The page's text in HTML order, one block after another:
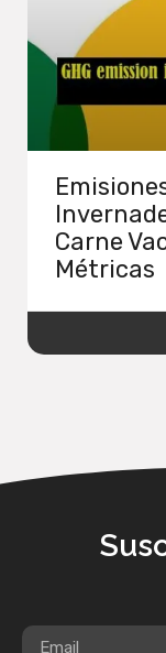
Carne
Métricas